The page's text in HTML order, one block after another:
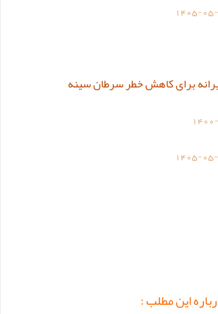
1405-
برای کاهش خطر سرطان سینه
1405-
این مطلب :